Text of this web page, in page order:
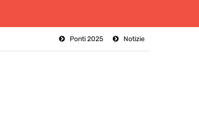
Notizie
Ponti 2025